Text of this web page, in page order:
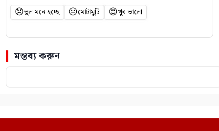
😞ভুল মনে হচ্ছে 😐মোটামুটি 😍খুব ভালো
মন্তব্য করুন